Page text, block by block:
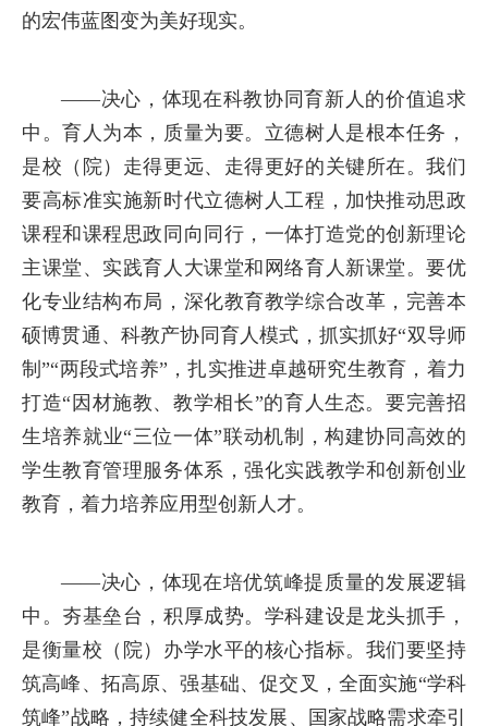
的宏伟蓝图变为美好现实。
——决心，体现在科教协同育新人的价值追求
中。育人为本，质量为要。立德树人是根本任务，
是校（院）走得更远、走得更好的关键所在。我们
要高标准实施新时代立德树人工程，加快推动思政
课程和课程思政同向同行，一体打造党的创新理论
主课堂、实践育人大课堂和网络育人新课堂。要优
化专业结构布局，深化教育教学综合改革，完善本
硕博贯通、科教产协同育人模式，抓实抓好“双导师
制”“两段式培养”，扎实推进卓越研究生教育，着力
打造“因材施教、教学相长”的育人生态。要完善招
生培养就业“三位一体”联动机制，构建协同高效的
学生教育管理服务体系，强化实践教学和创新创业
教育，着力培养应用型创新人才。
——决心，体现在培优筑峰提质量的发展逻辑
中。夯基垒台，积厚成势。学科建设是龙头抓手，
是衡量校（院）办学水平的核心指标。我们要坚持
筑高峰、拓高原、强基础、促交叉，全面实施“学科
筑峰”战略，持续健全科技发展、国家战略需求牵引